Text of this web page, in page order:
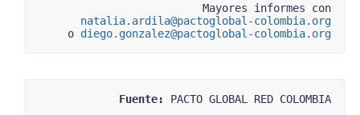
Mayores informes con
natalia.ardila@pactoglobal-colombia.org
o diego.gonzalez@pactoglobal-colombia.org
Fuente: PACTO GLOBAL RED COLOMBIA